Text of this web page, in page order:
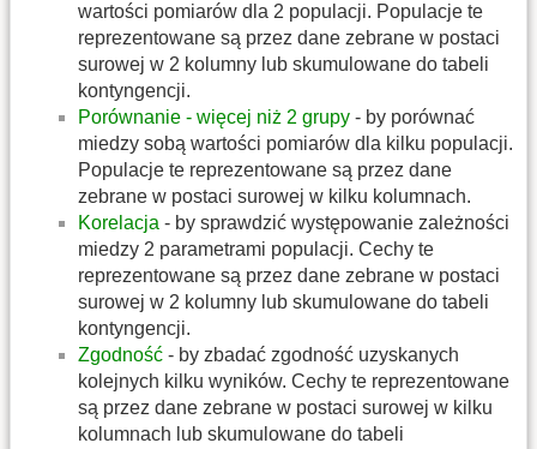
wartości pomiarów dla 2 populacji. Populacje te
reprezentowane są przez dane zebrane w postaci
surowej w 2 kolumny lub skumulowane do tabeli
kontyngencji.
Porównanie - więcej niż 2 grupy - by porównać
miedzy sobą wartości pomiarów dla kilku populacji.
Populacje te reprezentowane są przez dane
zebrane w postaci surowej w kilku kolumnach.
Korelacja - by sprawdzić występowanie zależności
miedzy 2 parametrami populacji. Cechy te
reprezentowane są przez dane zebrane w postaci
surowej w 2 kolumny lub skumulowane do tabeli
kontyngencji.
Zgodność - by zbadać zgodność uzyskanych
kolejnych kilku wyników. Cechy te reprezentowane
są przez dane zebrane w postaci surowej w kilku
kolumnach lub skumulowane do tabeli